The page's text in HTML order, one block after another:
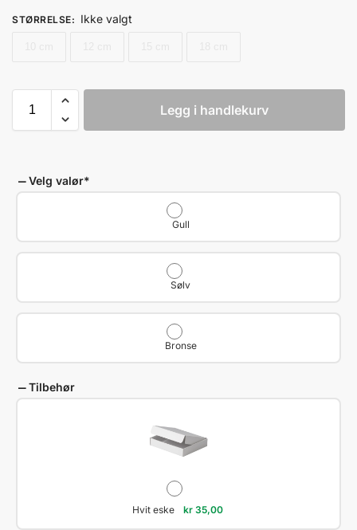
STØRRELSE: Ikke valgt
Legg i handlekurv
Velg valør*
Gull
Sølv
Bronse
Tilbehør
Hvit eske kr35,00